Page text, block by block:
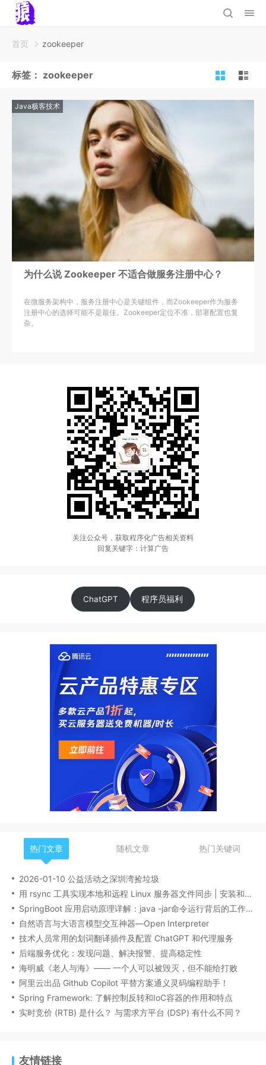
首页 zookeeper
标签： zookeeper
Java极客技术
为什么说 Zookeeper 不适合做服务注册中心？
在微服务架构中，服务注册中心是关键组件，而Zookeeper作为服务
注册中心的选择可能不是最佳。Zookeeper定位不准，部署配置也复
杂。
关注公众号，获取程序化广告相关资料
回复关键字：计算广告
ChatGPT 程序员福利
热门文章 随机文章 热门关键词
2026-01-10 公益活动之深圳湾捡垃圾
用 rsync 工具实现本地和远程 Linux 服务器文件同步 | 安装和基本操作指南
SpringBoot 应用启动原理详解：java -jar命令运行背后的工作机制
自然语言与大语言模型交互神器—Open Interpreter
技术人员常用的划词翻译插件及配置 ChatGPT 和代理服务
后端服务优化：发现问题、解决报警、提高稳定性
海明威《老人与海》—— 一个人可以被毁灭，但不能给打败
阿里云出品 Github Copilot 平替方案通义灵码编程助手！
Spring Framework: 了解控制反转和IoC容器的作用和特点
实时竞价 (RTB) 是什么？ 与需求方平台 (DSP) 有什么不同？
友情链接